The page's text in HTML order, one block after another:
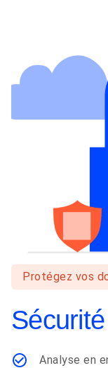
Protégez vos
Analyse en